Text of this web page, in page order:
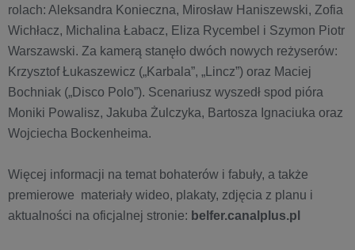
rolach: Aleksandra Konieczna, Mirosław Haniszewski, Zofia
Wichłacz, Michalina Łabacz, Eliza Rycembel i Szymon Piotr
Warszawski. Za kamerą stanęło dwóch nowych reżyserów:
Krzysztof Łukaszewicz („Karbala”, „Lincz”) oraz Maciej
Bochniak („Disco Polo”). Scenariusz wyszedł spod pióra
Moniki Powalisz, Jakuba Żulczyka, Bartosza Ignaciuka oraz
Wojciecha Bockenheima.
Więcej informacji na temat bohaterów i fabuły, a także
premierowe materiały wideo, plakaty, zdjęcia z planu i
aktualności na oficjalnej stronie: belfer.canalplus.pl